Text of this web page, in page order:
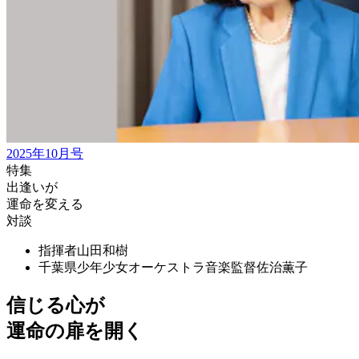
2025年10月号
特集
出逢いが
運命を変える
対談
指揮者山田和樹
千葉県少年少女オーケストラ音楽監督佐治薫子
信じる心が
運命の扉を開く